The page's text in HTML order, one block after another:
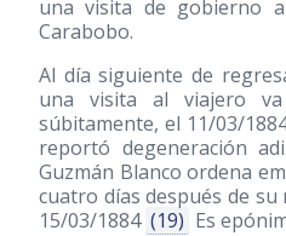
una visita de gobierno
Carabobo.
Al día siguiente de
una visita al viajero
súbitamente, el 11/03/
reportó degeneración
Guzmán Blanco ordena
cuatro días después de
15/03/1884 (19) Es